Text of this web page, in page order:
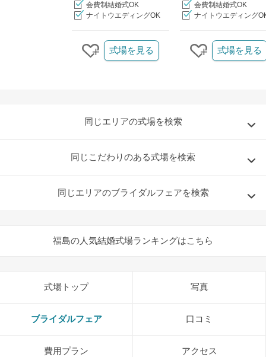
会費制結婚式OK
ナイトウエディングOK
会費制結婚式OK
ナイトウエディング
クリップする
式場を見る
クリップする
式場を見る
同じエリアの式場を検索
同じこだわりのある式場を検索
同じエリアのブライダルフェアを検索
福島の人気結婚式場ランキングはこちら
式場トップ 写真
ブライダルフェア 口コミ
費用プラン アクセス